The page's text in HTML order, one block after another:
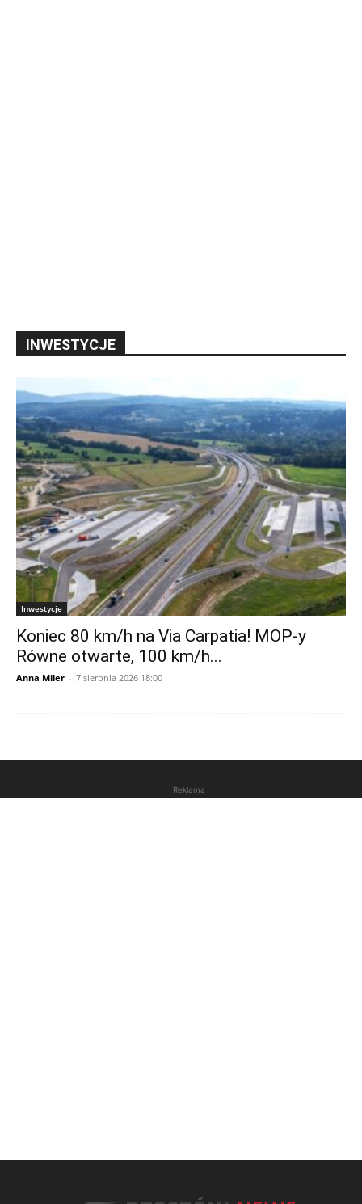
INWESTYCJE
Inwestycje
Koniec 80 km/h na Via Carpatia! MOP-y
Równe otwarte, 100 km/h...
Anna Miler - 7 sierpnia 2026 18:00
Reklama